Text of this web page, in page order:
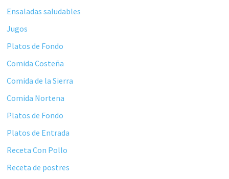
Ensaladas saludables
Jugos
Platos de Fondo
Comida Costeña
Comida de la Sierra
Comida Nortena
Platos de Fondo
Platos de Entrada
Receta Con Pollo
Receta de postres